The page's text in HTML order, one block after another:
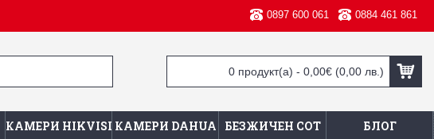
0897 600 061 0884 461 861
0 продукт(а) - 0,00€(0,00 лв.)
КАМЕРИ HIKVISIONКАМЕРИ DAHUA БЕЗЖИЧЕН СОТ БЛОГ